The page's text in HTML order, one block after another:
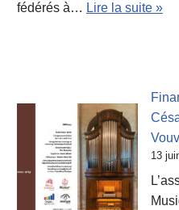
fédérés à… Lire la suite »
13